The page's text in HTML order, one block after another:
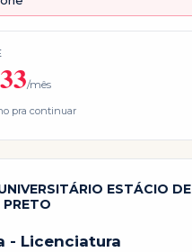
/mês
pra continuar
ESTÁCIO DE
PRETO
- Licenciatura